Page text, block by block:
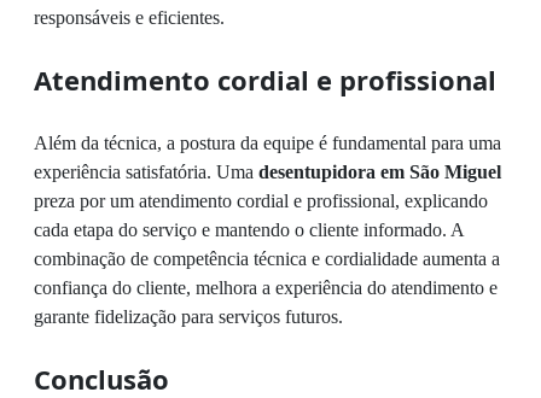
responsáveis e eficientes.
Atendimento cordial e profissional
Além da técnica, a postura da equipe é fundamental para uma
experiência satisfatória. Uma desentupidora em São Miguel
preza por um atendimento cordial e profissional, explicando
cada etapa do serviço e mantendo o cliente informado. A
combinação de competência técnica e cordialidade aumenta a
confiança do cliente, melhora a experiência do atendimento e
garante fidelização para serviços futuros.
Conclusão